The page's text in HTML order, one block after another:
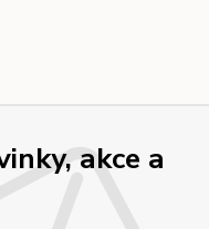
akce a